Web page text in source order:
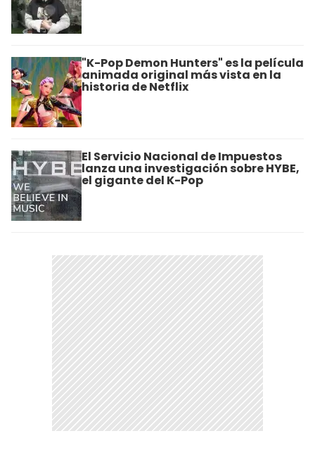
"K-Pop Demon Hunters" es la película
animada original más vista en la
historia de Netflix
El Servicio Nacional de Impuestos
lanza una investigación sobre HYBE,
el gigante del K-Pop